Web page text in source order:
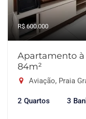
R$ 600.000
Apartamento à
84m²
Aviação, Praia
2 Quartos 3